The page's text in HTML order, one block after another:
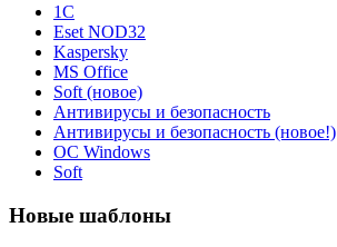
1С
Eset NOD32
Kaspersky
MS Office
Soft (новое)
Антивирусы и безопасность
Антивирусы и безопасность (новое!)
ОС Windows
Soft
Новые шаблоны